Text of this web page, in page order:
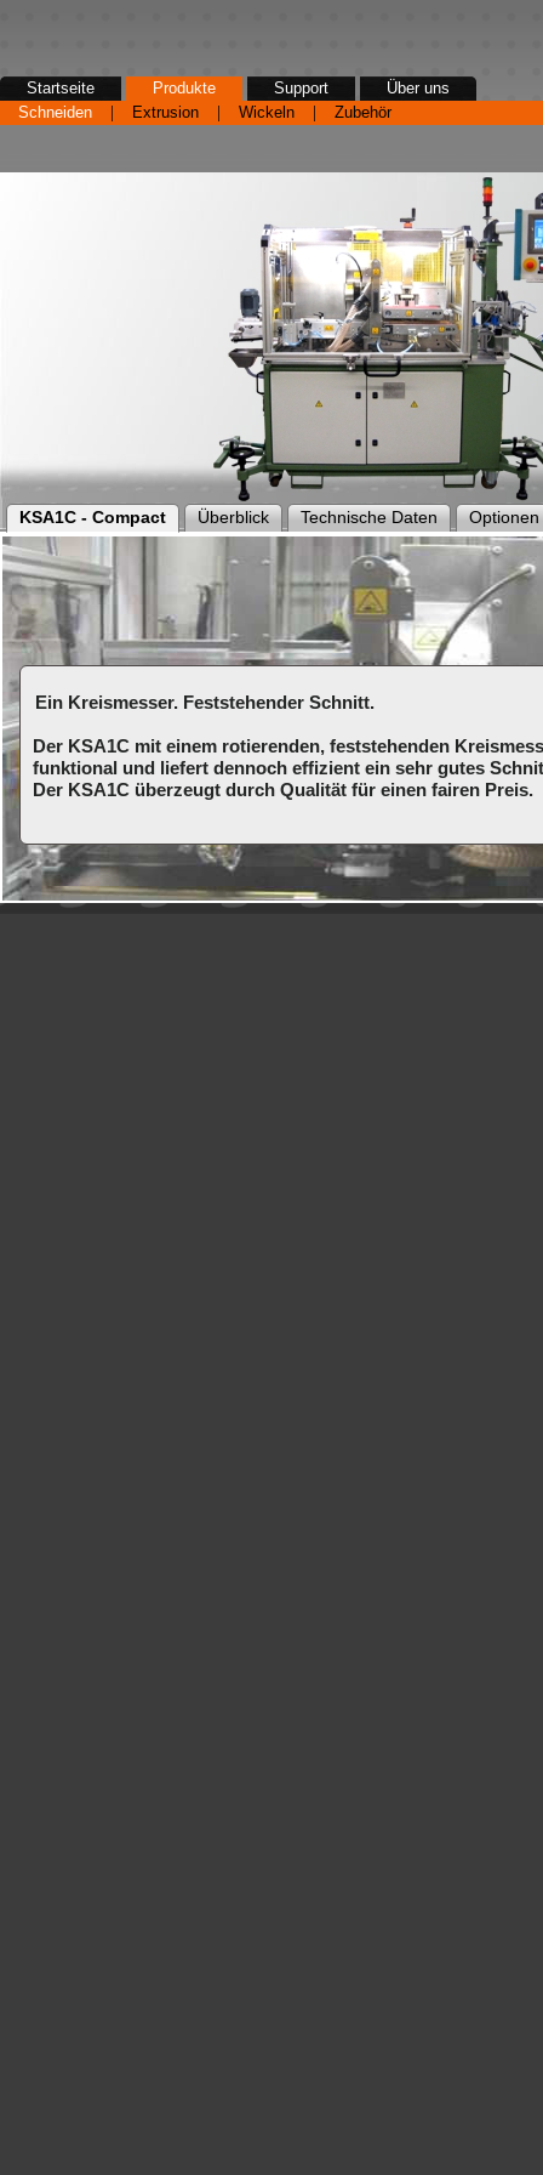
Startseite Produkte Support
Über uns
Schneiden
| Extrusion | Wickeln | Zubehör
KSA1C - Compact Überblick Technische Daten Optionen
Ein Kreismesser. Feststehender Schnitt.
Der KSA1C mit einem rotierenden, feststehenden
funktional und liefert dennoch effizient ein sehr gutes
Der KSA1C überzeugt durch Qualität für einen fairen Preis.